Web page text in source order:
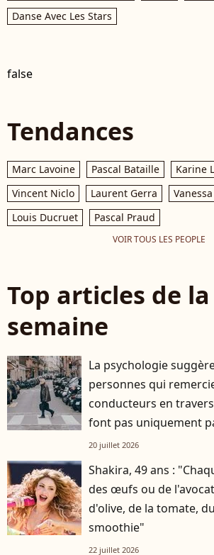
Danse Avec Les Stars
false
Tendances
Marc Lavoine Pascal Bataille
Karine
Vincent Niclo
Laurent Gerra
Louis Ducruet
Pascal Praud
VOIR TOUS LES PEOPLE
Top articles de la
semaine
La psychologie
personnes qui
conducteurs en
font pas uniquement
20 juillet 2026
Shakira, 49 ans :
des œufs ou de
d'olive, de la tomate,
smoothie"
22 juillet 2026